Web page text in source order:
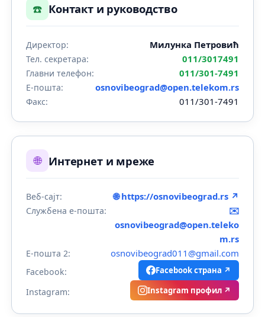
☎️ Контакт и руководство
Директор: Милунка Петровић
Тел. секретара: 011/3017491
Главни телефон: 011/301-7491
Е-пошта: osnovibeograd@open.telekom.rs
Факс: 011/301-7491
🌐 Интернет и мреже
Веб-сајт: 🌐 https://osnovibeograd.rs ↗
Службена е-пошта:
✉️
osnovibeograd@open.teleko
m.rs
Е-пошта 2: osnovibeograd011@gmail.com
Facebook: Facebook страна ↗
Instagram: Instagram профил ↗